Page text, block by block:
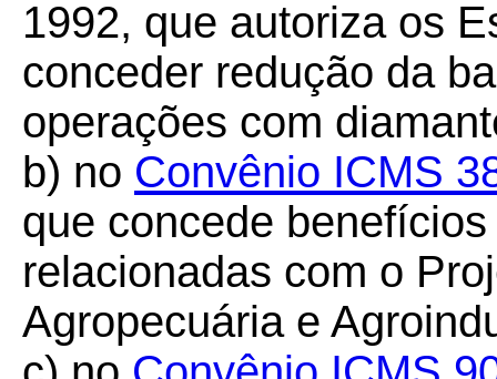
1992, que autoriza os
conceder redução da
operações com
b) no Convênio ICMS
que concede
relacionadas com o
Agropecuária e